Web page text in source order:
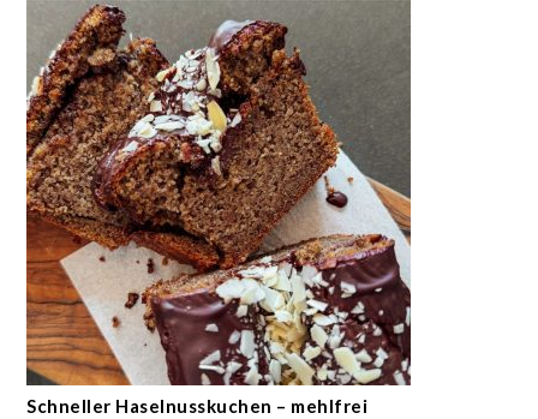
Schneller Haselnusskuchen – mehlfrei